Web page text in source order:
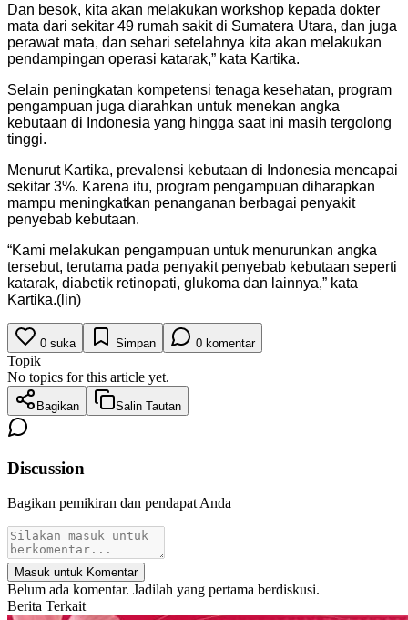
Dan besok, kita akan melakukan workshop kepada dokter
mata dari sekitar 49 rumah sakit di Sumatera Utara, dan juga
perawat mata, dan sehari setelahnya kita akan melakukan
pendampingan operasi katarak,” kata Kartika.
Selain peningkatan kompetensi tenaga kesehatan, program
pengampuan juga diarahkan untuk menekan angka
kebutaan di Indonesia yang hingga saat ini masih tergolong
tinggi.
Menurut Kartika, prevalensi kebutaan di Indonesia mencapai
sekitar 3%. Karena itu, program pengampuan diharapkan
mampu meningkatkan penanganan berbagai penyakit
penyebab kebutaan.
“Kami melakukan pengampuan untuk menurunkan angka
tersebut, terutama pada penyakit penyebab kebutaan seperti
katarak, diabetik retinopati, glukoma dan lainnya,” kata
Kartika.(lin)
0 suka Simpan 0 komentar
Topik
No topics for this article yet.
Bagikan Salin Tautan
Discussion
Bagikan pemikiran dan pendapat Anda
Masuk untuk Komentar
Belum ada komentar. Jadilah yang pertama berdiskusi.
Berita Terkait